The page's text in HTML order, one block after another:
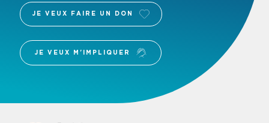
JE VEUX FAIRE UN DON
JE VEUX M'IMPLIQUER